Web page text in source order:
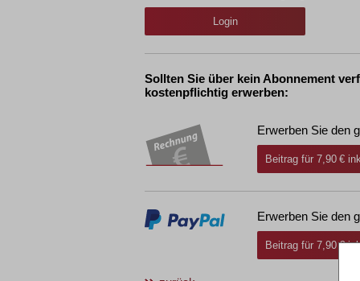
Login
Sollten Sie über kein Abonnement
kostenpflichtig erwerben:
Erwerben Sie den
Beitrag für 7,90 €
Erwerben Sie den
Beitrag für 7,90 €